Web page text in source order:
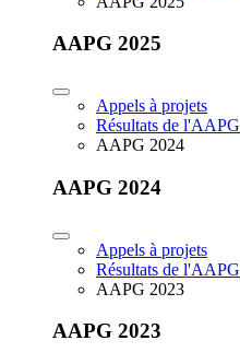
AAPG 2025
Appels à projets
Résultats de l'AAPG
AAPG 2024
AAPG 2024
Appels à projets
Résultats de l'AAPG
AAPG 2023
AAPG 2023